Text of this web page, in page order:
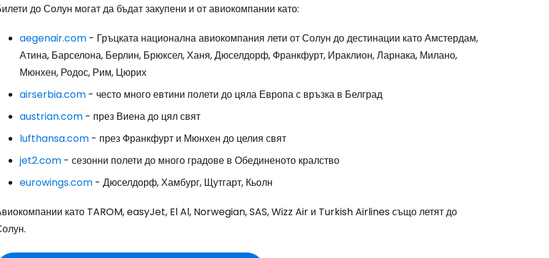
до Солун могат да бъдат закупени и от авиокомпании като:
aegenair.com - Гръцката национална авиокомпания лети от Солун до дестинации като Амстердам,
Атина, Барселона, Берлин, Брюксел, Ханя, Дюселдорф, Франкфурт, Ираклион, Ларнака, Милано,
Мюнхен, Родос, Рим, Цюрих
airserbia.com - често много евтини полети до цяла Европа с връзка в Белград
austrian.com - през Виена до цял свят
lufthansa.com - през Франкфурт и Мюнхен до целия свят
jet2.com - сезонни полети до много градове в Обединеното кралство
eurowings.com - Дюселдорф, Хамбург, Щутгарт, Кьолн
като TAROM, easyJet, El Al, Norwegian, SAS, Wizz Air и Turkish Airlines също летят до